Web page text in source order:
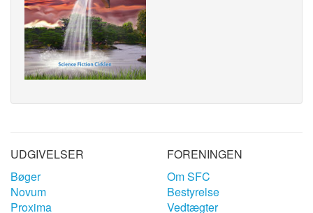
UDGIVELSER
Bøger
Novum
Proxima
FORENINGEN
Om SFC
Bestyrelse
Vedtægter